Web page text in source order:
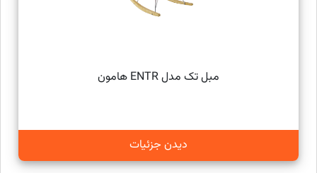
مبل تک مدل ENTR هامون
دیدن جزئیات